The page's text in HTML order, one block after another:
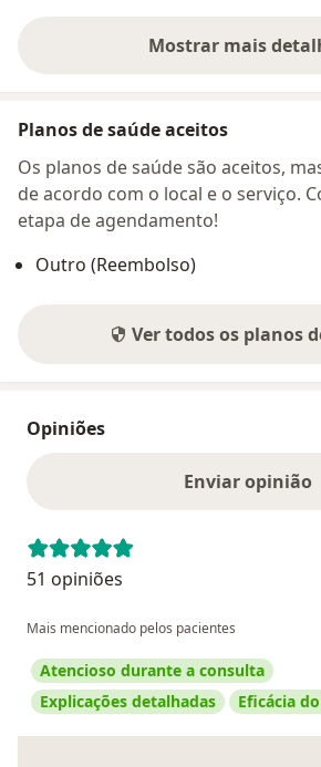
Mostrar maissobre o
Planos de saúde aceitos
Os planos de saúde são aceitos,
de acordo com o local e o serviço.
etapa de agendamento!
Outro (Reembolso)
Ver todos os planos
Opiniões
Enviar opinião
51 opiniões
Mais mencionado pelos pacientes
Atencioso durante a consulta
Explicações detalhadas
Eficácia